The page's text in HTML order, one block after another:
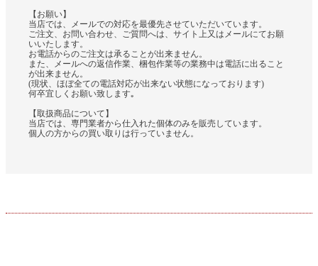
【お願い】
当店では、メールでの対応を最優先させていただいています。
ご注文、お問い合わせ、ご質問へは、サイト上又はメールにてお願
いいたします。
お電話からのご注文は承ることが出来ません。
また、メールへの返信作業、梱包作業等の業務中は電話に出ること
が出来ません。
(現状、ほぼ全ての電話対応が出来ない状態になっております)
何卒宜しくお願い致します｡
【取扱商品について】
当店では、専門業者から仕入れた個体のみを販売しています。
個人の方からの買い取りは行っていません。